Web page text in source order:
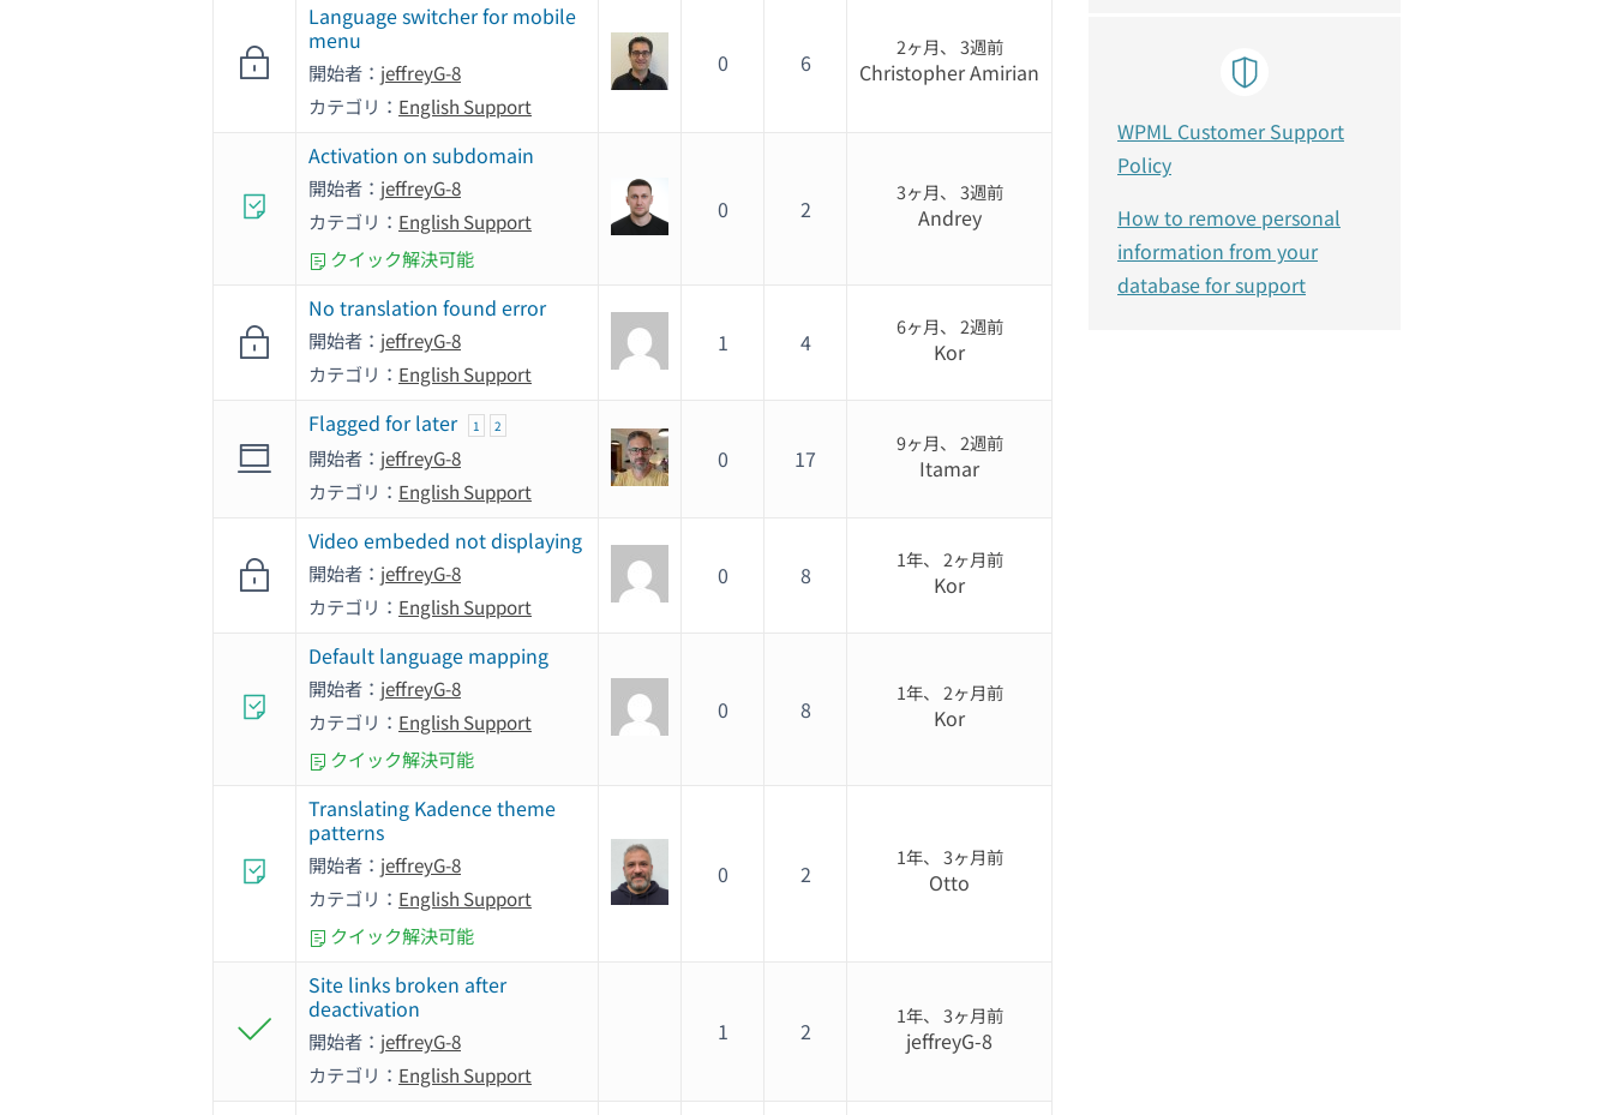
Language switcher for mobile
menu
開始者： jeffreyG-8
カテゴリ： English Support
0 6
2ヶ月、 3週前
Christopher Amirian
Activation on subdomain
開始者： jeffreyG-8
カテゴリ： English Support
クイック解決可能
0 2
3ヶ月、 3週前
Andrey
No translation found error
開始者： jeffreyG-8
カテゴリ： English Support
1 4
6ヶ月、 2週前
Kor
Flagged for later 1 2
開始者： jeffreyG-8
カテゴリ： English Support
0 17
9ヶ月、 2週前
Itamar
Video embeded not displaying
開始者： jeffreyG-8
カテゴリ： English Support
0 8
1年、 2ヶ月前
Kor
Default language mapping
開始者： jeffreyG-8
カテゴリ： English Support
クイック解決可能
0 8
1年、 2ヶ月前
Kor
Translating Kadence theme
patterns
開始者： jeffreyG-8
カテゴリ： English Support
クイック解決可能
0 2
1年、 3ヶ月前
Otto
Site links broken after
deactivation
開始者： jeffreyG-8
カテゴリ： English Support
1 2
1年、 3ヶ月前
jeffreyG-8
WPML Customer Support
Policy
How to remove personal
information from your
database for support